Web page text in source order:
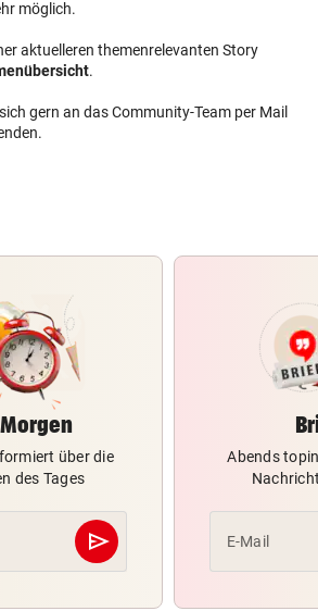
möglich.
aktuelleren themenrelevanten Story
.
gern an das Community-Team per Mail
über die
des Tages
send
Abschicken
Abends
E-Mail